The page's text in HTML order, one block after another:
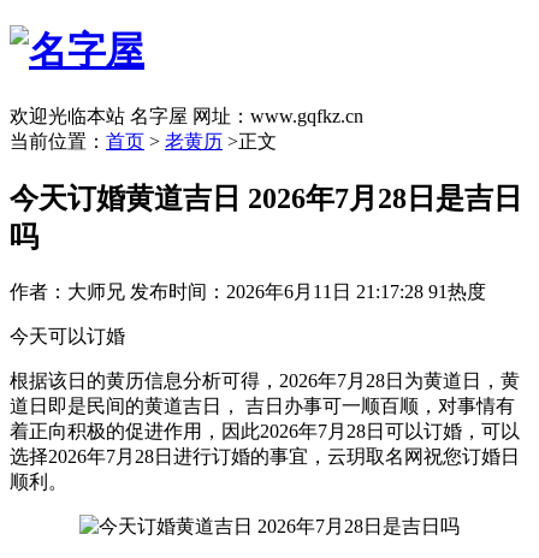
欢迎光临本站 名字屋 网址：www.gqfkz.cn
当前位置： 首页 > 老黄历 >正文
今天订婚黄道吉日 2026年7月28日是吉日
吗
作者：大师兄 发布时间：2026年6月11日 21:17:28 91热度
今天可以订婚
根据该日的黄历信息分析可得，2026年7月28日为黄道日，黄
道日即是民间的黄道吉日， 吉日办事可一顺百顺，对事情有
着正向积极的促进作用，因此2026年7月28日可以订婚，可以
选择2026年7月28日进行订婚的事宜，云玥取名网祝您订婚日
顺利。